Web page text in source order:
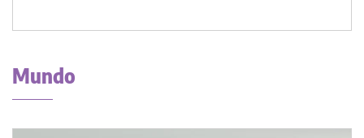
Mundo